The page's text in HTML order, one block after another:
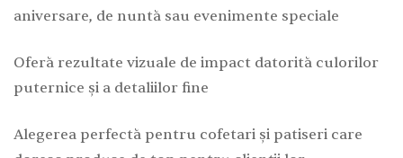
aniversare, de nuntă sau evenimente speciale
Oferă rezultate vizuale de impact datorită culorilor
puternice și a detaliilor fine
Alegerea perfectă pentru cofetari și patiseri care